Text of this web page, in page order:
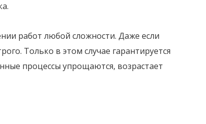
работ любой сложности. Даже если
Только в этом случае гарантируется
процессы упрощаются, возрастает